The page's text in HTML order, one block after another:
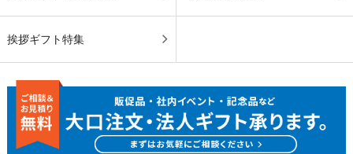
挨拶ギフト特集